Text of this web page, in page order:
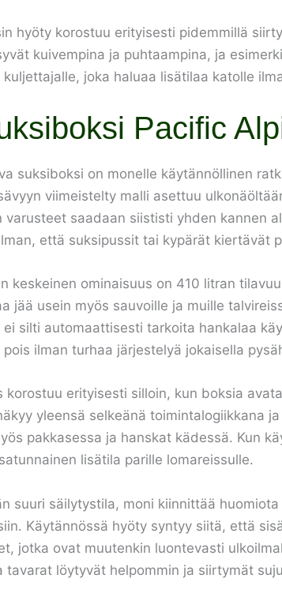
hyöty korostuu erityisesti pidemmillä
kuivempina ja puhtaampina, ja
kuljettajalle, joka haluaa lisätilaa katolle
Pacific
suksiboksi on monelle käytännöllinen
viimeistelty malli asettuu
varusteet saadaan siististi yhden kannen
että suksipussit tai kypärät kiertävät
keskeinen ominaisuus on 410 litran
jää usein myös sauvoille ja muille
ei silti automaattisesti tarkoita hankalaa
ilman turhaa järjestelyä jokaisella
korostuu erityisesti silloin, kun boksia
yleensä selkeänä toimintalogiikkana
pakkasessa ja hanskat kädessä. Kun
lisätila parille lomareissulle.
suuri säilytystila, moni kiinnittää
Käytännössä hyöty syntyy siitä, että
jotka ovat muutenkin luontevasti
tavarat löytyvät helpommin ja siirtymät